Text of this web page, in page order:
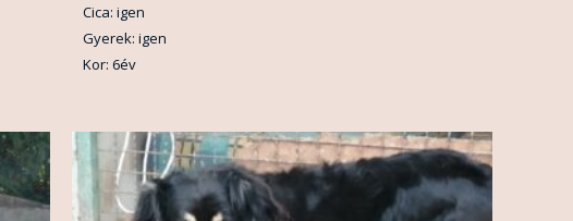
Cica: igen
Gyerek: igen
Kor: 6év